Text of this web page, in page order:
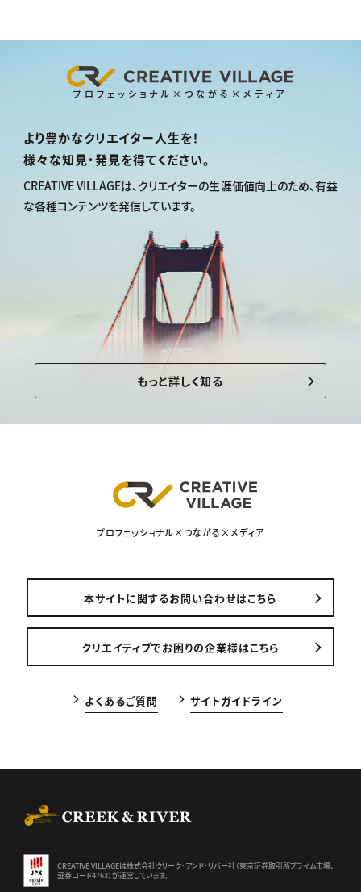
プロフェッショナル×つながる×メディア
より豊かなクリエイター人生を！
様々な知見・発見を得てください。
CREATIVE VILLAGEは、クリエイターの生涯価値向上のため、有益
な各種コンテンツを発信しています。
もっと詳しく知る
プロフェッショナル×つながる×メディア
本サイトに関するお問い合わせはこちら
クリエイティブでお困りの企業様はこちら
よくあるご質問 サイトガイドライン
CREATIVE VILLAGEは株式会社クリーク･アンド･リバー社（東京証券取引所プライム市場、
証券コード4763）が運営しています。